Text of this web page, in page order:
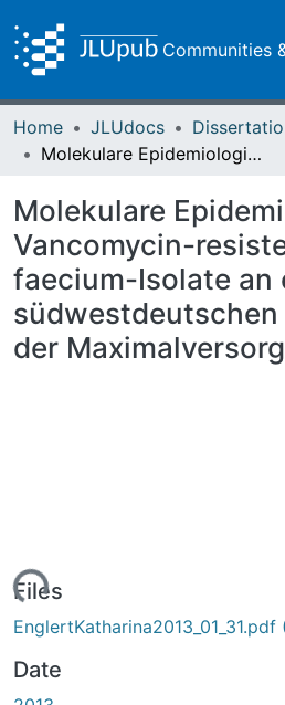
Communities
Home JLUdocs
Molekulare Epidemiologie Vancomycin-resistenter E. faecium-Isolate an einem südwestdeutschen Krankenhaus der Maximalversorgung
Molekulare
Vancomycin-
faecium-Isolate an
südwestdeutschen
der
Files
EnglertKatharina2013_01_31.pdf
Date